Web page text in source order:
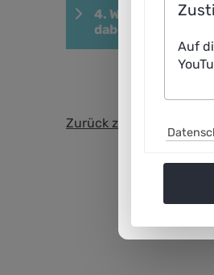
4. Welche
dabei spielen?
Zurück zur Übersicht
Auf